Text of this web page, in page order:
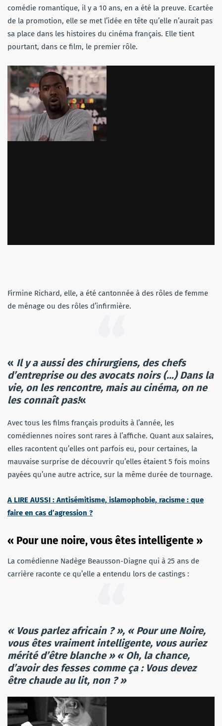
comédie romantique, il y a 10 ans, en a été la preuve. Ecartée
de la promotion, elle se met l’idée en tête qu’elle n’aurait pas
sa place dans les histoires du cinéma français. Elle tient
pourtant, dans ce film, le premier rôle.
Firmine Richard, elle, a été cantonnée à des rôles de femme
de ménage ou des rôles d’infirmière.
« Il y a aussi des chirurgiens, des chefs
d’entreprise ou des avocats noirs (…) Dans la
vie, on les rencontre, mais au cinéma, on ne
les connaît pas!«
Avec tous les films français produits à l’année, les
comédiennes noires sont rares à l’affiche. Quant aux salaires,
elles racontent qu’elles ont parfois eu, pour certaines, la
mauvaise surprise de découvrir qu’elles étaient 5 fois moins
payées qu’une autre actrice, sur la même durée de tournage.
A LIRE AUSSI : Antisémitisme, islamophobie, racisme : que
faire en cas d’agression ?
« Pour une noire, vous êtes intelligente »
La comédienne Nadège Beausson-Diagne qui à 25 ans de
carrière raconte ce qu’elle a entendu lors de castings :
« Vous parlez africain ? », « Pour une Noire,
vous êtes vraiment intelligente, vous auriez
mérité d’être blanche » « Oh, la chance,
d’avoir des fesses comme ça : Vous devez
être chaude au lit, non ? »